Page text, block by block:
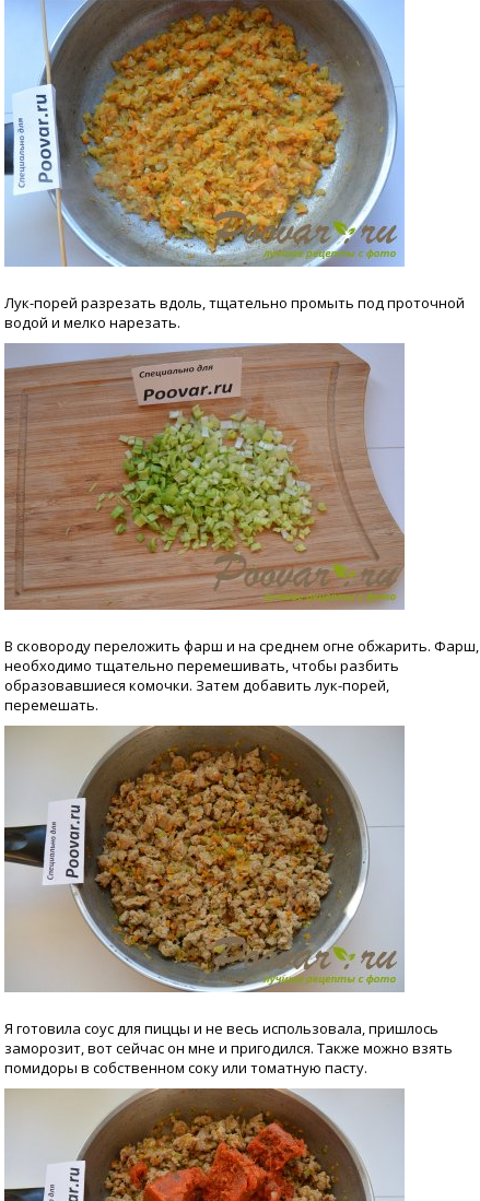
Лук-порей разрезать вдоль, тщательно промыть под проточной
водой и мелко нарезать.
В сковороду переложить фарш и на среднем огне обжарить. Фарш,
необходимо тщательно перемешивать, чтобы разбить
образовавшиеся комочки. Затем добавить лук-порей,
перемешать.
Я готовила соус для пиццы и не весь использовала, пришлось
заморозит, вот сейчас он мне и пригодился. Также можно взять
помидоры в собственном соку или томатную пасту.